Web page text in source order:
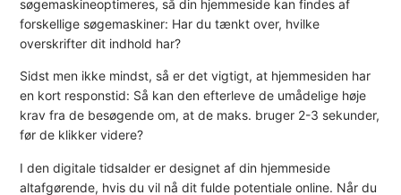
søgemaskineoptimeres, så din hjemmeside kan findes af
forskellige søgemaskiner: Har du tænkt over, hvilke
overskrifter dit indhold har?
Sidst men ikke mindst, så er det vigtigt, at hjemmesiden har
en kort responstid: Så kan den efterleve de umådelige høje
krav fra de besøgende om, at de maks. bruger 2-3 sekunder,
før de klikker videre?
I den digitale tidsalder er designet af din hjemmeside
altafgørende, hvis du vil nå dit fulde potentiale online. Når du